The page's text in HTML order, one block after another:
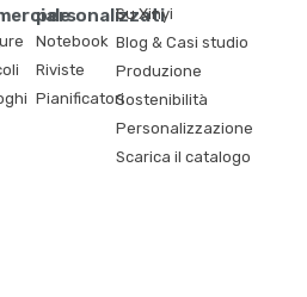
personalizzati
Notebook
Riviste
Pianificatori
Su Xinyi
Blog & Casi studio
Produzione
Sostenibilità
Personalizzazione
Scarica il catalogo